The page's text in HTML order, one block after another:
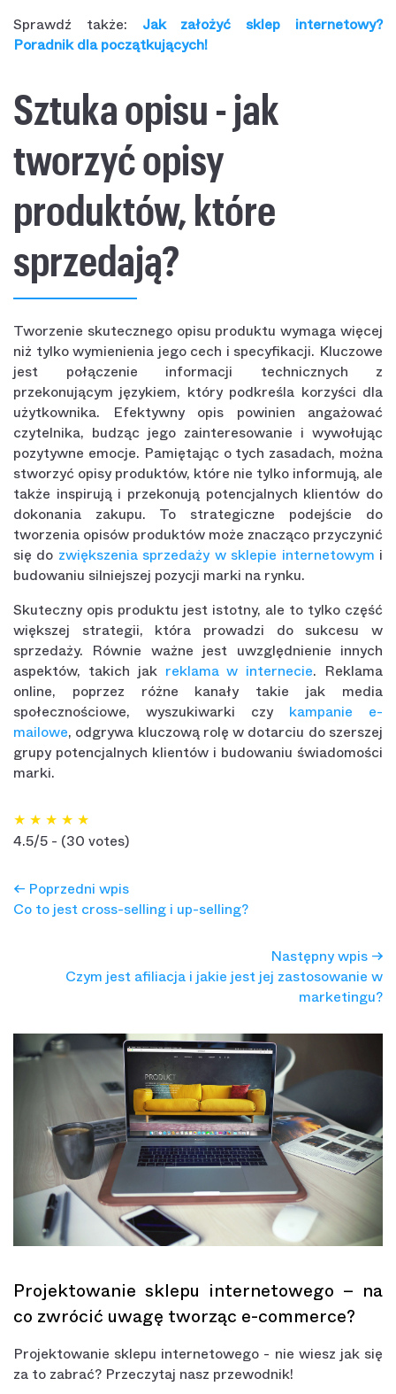
Sprawdź także: Jak założyć sklep internetowy?
Poradnik dla początkujących!
Sztuka opisu - jak
tworzyć opisy
produktów, które
sprzedają?
Tworzenie skutecznego opisu produktu wymaga więcej
niż tylko wymienienia jego cech i specyfikacji. Kluczowe
jest połączenie informacji technicznych z
przekonującym językiem, który podkreśla korzyści dla
użytkownika. Efektywny opis powinien angażować
czytelnika, budząc jego zainteresowanie i wywołując
pozytywne emocje. Pamiętając o tych zasadach, można
stworzyć opisy produktów, które nie tylko informują, ale
także inspirują i przekonują potencjalnych klientów do
dokonania zakupu. To strategiczne podejście do
tworzenia opisów produktów może znacząco przyczynić
się do zwiększenia sprzedaży w sklepie internetowym i
budowaniu silniejszej pozycji marki na rynku.
Skuteczny opis produktu jest istotny, ale to tylko część
większej strategii, która prowadzi do sukcesu w
sprzedaży. Równie ważne jest uwzględnienie innych
aspektów, takich jak reklama w internecie. Reklama
online, poprzez różne kanały takie jak media
społecznościowe, wyszukiwarki czy kampanie e-
mailowe, odgrywa kluczową rolę w dotarciu do szerszej
grupy potencjalnych klientów i budowaniu świadomości
marki.
★ ★ ★ ★ ★
4.5/5 - (30 votes)
← Poprzedni wpis
Co to jest cross-selling i up-selling?
Następny wpis →
Czym jest afiliacja i jakie jest jej zastosowanie w
marketingu?
Projektowanie sklepu internetowego – na
co zwrócić uwagę tworząc e-commerce?
Projektowanie sklepu internetowego - nie wiesz jak się
za to zabrać? Przeczytaj nasz przewodnik!